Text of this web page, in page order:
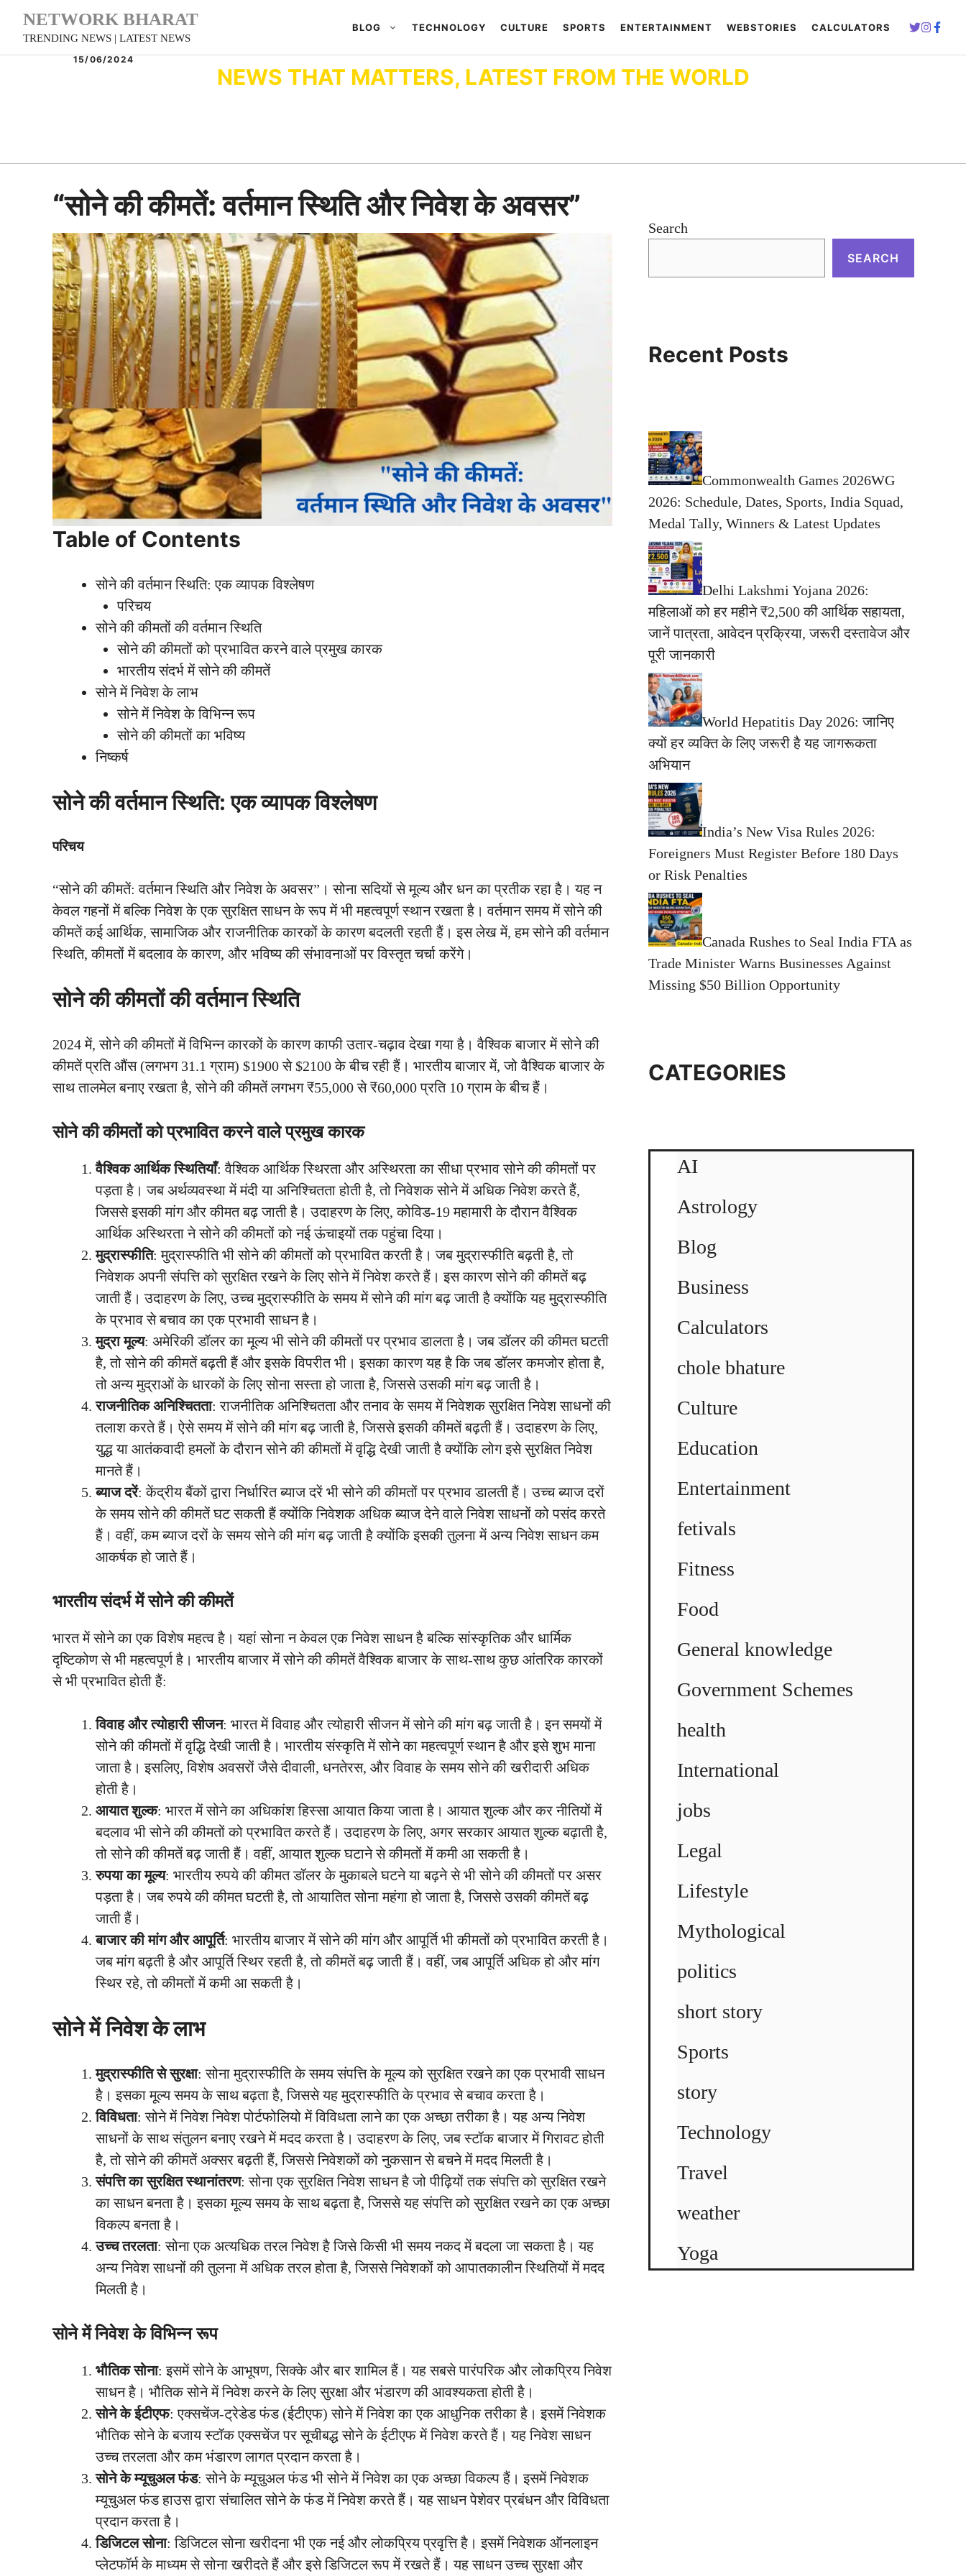
Skip
content
NETWORK BHARAT
TRENDING NEWS | LATEST NEWS
BLOG TECHNOLOGY CULTURE SPORTS ENTERTAINMENT WEBSTORIES CALCULATORS
15/06/2024
NEWS THAT MATTERS, LATEST FROM THE WORLD
“सोने की कीमतें: वर्तमान स्थिति और निवेश के अवसर”
Table of Contents
सोने की वर्तमान स्थिति: एक व्यापक विश्लेषण
परिचय
सोने की कीमतों की वर्तमान स्थिति
सोने की कीमतों को प्रभावित करने वाले प्रमुख कारक
भारतीय संदर्भ में सोने की कीमतें
सोने में निवेश के लाभ
सोने में निवेश के विभिन्न रूप
सोने की कीमतों का भविष्य
निष्कर्ष
सोने की वर्तमान स्थिति: एक व्यापक विश्लेषण
परिचय
“सोने की कीमतें: वर्तमान स्थिति और निवेश के अवसर”। सोना सदियों से मूल्य और धन का प्रतीक रहा है। यह न
केवल गहनों में बल्कि निवेश के एक सुरक्षित साधन के रूप में भी महत्वपूर्ण स्थान रखता है। वर्तमान समय में सोने की
कीमतें कई आर्थिक, सामाजिक और राजनीतिक कारकों के कारण बदलती रहती हैं। इस लेख में, हम सोने की वर्तमान
स्थिति, कीमतों में बदलाव के कारण, और भविष्य की संभावनाओं पर विस्तृत चर्चा करेंगे।
सोने की कीमतों की वर्तमान स्थिति
2024 में, सोने की कीमतों में विभिन्न कारकों के कारण काफी उतार-चढ़ाव देखा गया है। वैश्विक बाजार में सोने की
कीमतें प्रति औंस (लगभग 31.1 ग्राम) $1900 से $2100 के बीच रही हैं। भारतीय बाजार में, जो वैश्विक बाजार के
साथ तालमेल बनाए रखता है, सोने की कीमतें लगभग ₹55,000 से ₹60,000 प्रति 10 ग्राम के बीच हैं।
सोने की कीमतों को प्रभावित करने वाले प्रमुख कारक
वैश्विक आर्थिक स्थितियाँ: वैश्विक आर्थिक स्थिरता और अस्थिरता का सीधा प्रभाव सोने की कीमतों पर
पड़ता है। जब अर्थव्यवस्था में मंदी या अनिश्चितता होती है, तो निवेशक सोने में अधिक निवेश करते हैं,
जिससे इसकी मांग और कीमत बढ़ जाती है। उदाहरण के लिए, कोविड-19 महामारी के दौरान वैश्विक
आर्थिक अस्थिरता ने सोने की कीमतों को नई ऊंचाइयों तक पहुंचा दिया।
मुद्रास्फीति: मुद्रास्फीति भी सोने की कीमतों को प्रभावित करती है। जब मुद्रास्फीति बढ़ती है, तो
निवेशक अपनी संपत्ति को सुरक्षित रखने के लिए सोने में निवेश करते हैं। इस कारण सोने की कीमतें बढ़
जाती हैं। उदाहरण के लिए, उच्च मुद्रास्फीति के समय में सोने की मांग बढ़ जाती है क्योंकि यह मुद्रास्फीति
के प्रभाव से बचाव का एक प्रभावी साधन है।
मुद्रा मूल्य: अमेरिकी डॉलर का मूल्य भी सोने की कीमतों पर प्रभाव डालता है। जब डॉलर की कीमत घटती
है, तो सोने की कीमतें बढ़ती हैं और इसके विपरीत भी। इसका कारण यह है कि जब डॉलर कमजोर होता है,
तो अन्य मुद्राओं के धारकों के लिए सोना सस्ता हो जाता है, जिससे उसकी मांग बढ़ जाती है।
राजनीतिक अनिश्चितता: राजनीतिक अनिश्चितता और तनाव के समय में निवेशक सुरक्षित निवेश साधनों की
तलाश करते हैं। ऐसे समय में सोने की मांग बढ़ जाती है, जिससे इसकी कीमतें बढ़ती हैं। उदाहरण के लिए,
युद्ध या आतंकवादी हमलों के दौरान सोने की कीमतों में वृद्धि देखी जाती है क्योंकि लोग इसे सुरक्षित निवेश
मानते हैं।
ब्याज दरें: केंद्रीय बैंकों द्वारा निर्धारित ब्याज दरें भी सोने की कीमतों पर प्रभाव डालती हैं। उच्च ब्याज दरों
के समय सोने की कीमतें घट सकती हैं क्योंकि निवेशक अधिक ब्याज देने वाले निवेश साधनों को पसंद करते
हैं। वहीं, कम ब्याज दरों के समय सोने की मांग बढ़ जाती है क्योंकि इसकी तुलना में अन्य निवेश साधन कम
आकर्षक हो जाते हैं।
भारतीय संदर्भ में सोने की कीमतें
भारत में सोने का एक विशेष महत्व है। यहां सोना न केवल एक निवेश साधन है बल्कि सांस्कृतिक और धार्मिक
दृष्टिकोण से भी महत्वपूर्ण है। भारतीय बाजार में सोने की कीमतें वैश्विक बाजार के साथ-साथ कुछ आंतरिक कारकों
से भी प्रभावित होती हैं:
विवाह और त्योहारी सीजन: भारत में विवाह और त्योहारी सीजन में सोने की मांग बढ़ जाती है। इन समयों में
सोने की कीमतों में वृद्धि देखी जाती है। भारतीय संस्कृति में सोने का महत्वपूर्ण स्थान है और इसे शुभ माना
जाता है। इसलिए, विशेष अवसरों जैसे दीवाली, धनतेरस, और विवाह के समय सोने की खरीदारी अधिक
होती है।
आयात शुल्क: भारत में सोने का अधिकांश हिस्सा आयात किया जाता है। आयात शुल्क और कर नीतियों में
बदलाव भी सोने की कीमतों को प्रभावित करते हैं। उदाहरण के लिए, अगर सरकार आयात शुल्क बढ़ाती है,
तो सोने की कीमतें बढ़ जाती हैं। वहीं, आयात शुल्क घटाने से कीमतों में कमी आ सकती है।
रुपया का मूल्य: भारतीय रुपये की कीमत डॉलर के मुकाबले घटने या बढ़ने से भी सोने की कीमतों पर असर
पड़ता है। जब रुपये की कीमत घटती है, तो आयातित सोना महंगा हो जाता है, जिससे उसकी कीमतें बढ़
जाती हैं।
बाजार की मांग और आपूर्ति: भारतीय बाजार में सोने की मांग और आपूर्ति भी कीमतों को प्रभावित करती है।
जब मांग बढ़ती है और आपूर्ति स्थिर रहती है, तो कीमतें बढ़ जाती हैं। वहीं, जब आपूर्ति अधिक हो और मांग
स्थिर रहे, तो कीमतों में कमी आ सकती है।
सोने में निवेश के लाभ
मुद्रास्फीति से सुरक्षा: सोना मुद्रास्फीति के समय संपत्ति के मूल्य को सुरक्षित रखने का एक प्रभावी साधन
है। इसका मूल्य समय के साथ बढ़ता है, जिससे यह मुद्रास्फीति के प्रभाव से बचाव करता है।
विविधता: सोने में निवेश निवेश पोर्टफोलियो में विविधता लाने का एक अच्छा तरीका है। यह अन्य निवेश
साधनों के साथ संतुलन बनाए रखने में मदद करता है। उदाहरण के लिए, जब स्टॉक बाजार में गिरावट होती
है, तो सोने की कीमतें अक्सर बढ़ती हैं, जिससे निवेशकों को नुकसान से बचने में मदद मिलती है।
संपत्ति का सुरक्षित स्थानांतरण: सोना एक सुरक्षित निवेश साधन है जो पीढ़ियों तक संपत्ति को सुरक्षित रखने
का साधन बनता है। इसका मूल्य समय के साथ बढ़ता है, जिससे यह संपत्ति को सुरक्षित रखने का एक अच्छा
विकल्प बनता है।
उच्च तरलता: सोना एक अत्यधिक तरल निवेश है जिसे किसी भी समय नकद में बदला जा सकता है। यह
अन्य निवेश साधनों की तुलना में अधिक तरल होता है, जिससे निवेशकों को आपातकालीन स्थितियों में मदद
मिलती है।
सोने में निवेश के विभिन्न रूप
भौतिक सोना: इसमें सोने के आभूषण, सिक्के और बार शामिल हैं। यह सबसे पारंपरिक और लोकप्रिय निवेश
साधन है। भौतिक सोने में निवेश करने के लिए सुरक्षा और भंडारण की आवश्यकता होती है।
सोने के ईटीएफ: एक्सचेंज-ट्रेडेड फंड (ईटीएफ) सोने में निवेश का एक आधुनिक तरीका है। इसमें निवेशक
भौतिक सोने के बजाय स्टॉक एक्सचेंज पर सूचीबद्ध सोने के ईटीएफ में निवेश करते हैं। यह निवेश साधन
उच्च तरलता और कम भंडारण लागत प्रदान करता है।
सोने के म्यूचुअल फंड: सोने के म्यूचुअल फंड भी सोने में निवेश का एक अच्छा विकल्प हैं। इसमें निवेशक
म्यूचुअल फंड हाउस द्वारा संचालित सोने के फंड में निवेश करते हैं। यह साधन पेशेवर प्रबंधन और विविधता
प्रदान करता है।
डिजिटल सोना: डिजिटल सोना खरीदना भी एक नई और लोकप्रिय प्रवृत्ति है। इसमें निवेशक ऑनलाइन
प्लेटफॉर्म के माध्यम से सोना खरीदते हैं और इसे डिजिटल रूप में रखते हैं। यह साधन उच्च सुरक्षा और
Search
SEARCH
Recent Posts
Commonwealth Games 2026WG
2026: Schedule, Dates, Sports, India Squad,
Medal Tally, Winners & Latest Updates
Delhi Lakshmi Yojana 2026:
महिलाओं को हर महीने ₹2,500 की आर्थिक सहायता,
जानें पात्रता, आवेदन प्रक्रिया, जरूरी दस्तावेज और
पूरी जानकारी
World Hepatitis Day 2026: जानिए
क्यों हर व्यक्ति के लिए जरूरी है यह जागरूकता
अभियान
India’s New Visa Rules 2026:
Foreigners Must Register Before 180 Days
or Risk Penalties
Canada Rushes to Seal India FTA as
Trade Minister Warns Businesses Against
Missing $50 Billion Opportunity
CATEGORIES
AI
Astrology
Blog
Business
Calculators
chole bhature
Culture
Education
Entertainment
fetivals
Fitness
Food
General knowledge
Government Schemes
health
International
jobs
Legal
Lifestyle
Mythological
politics
short story
Sports
story
Technology
Travel
weather
Yoga